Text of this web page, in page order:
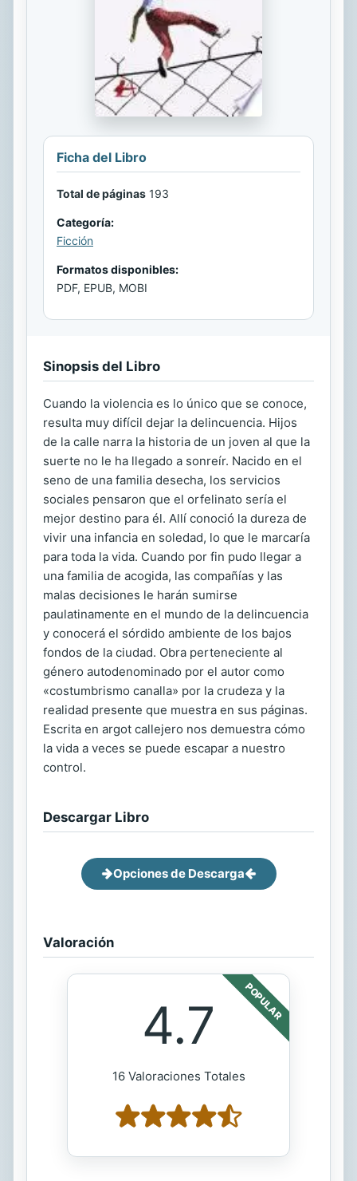
Ficha del Libro
Total de páginas 193
Categoría:
Ficción
Formatos disponibles:
PDF, EPUB, MOBI
Sinopsis del Libro
Cuando la violencia es lo único que se conoce,
resulta muy difícil dejar la delincuencia. Hijos
de la calle narra la historia de un joven al que la
suerte no le ha llegado a sonreír. Nacido en el
seno de una familia desecha, los servicios
sociales pensaron que el orfelinato sería el
mejor destino para él. Allí conoció la dureza de
vivir una infancia en soledad, lo que le marcaría
para toda la vida. Cuando por fin pudo llegar a
una familia de acogida, las compañías y las
malas decisiones le harán sumirse
paulatinamente en el mundo de la delincuencia
y conocerá el sórdido ambiente de los bajos
fondos de la ciudad. Obra perteneciente al
género autodenominado por el autor como
«costumbrismo canalla» por la crudeza y la
realidad presente que muestra en sus páginas.
Escrita en argot callejero nos demuestra cómo
la vida a veces se puede escapar a nuestro
control.
Descargar Libro
Opciones de Descarga
Valoración
POPULAR
4.7
16 Valoraciones Totales